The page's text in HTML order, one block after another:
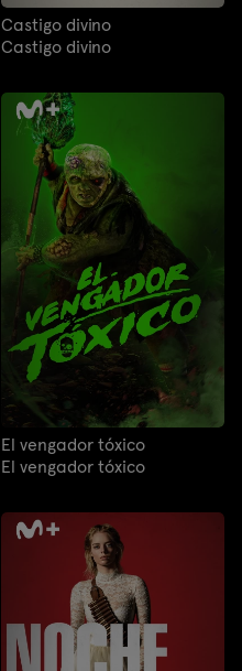
Castigo divino
Castigo divino
El vengador tóxico
El vengador tóxico